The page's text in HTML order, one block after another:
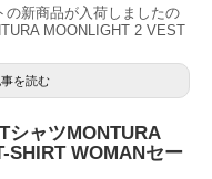
の新商品が入荷しましたの
MOONLIGHT 2 VEST
を読む
シャツMONTURA
SHIRT WOMANセー